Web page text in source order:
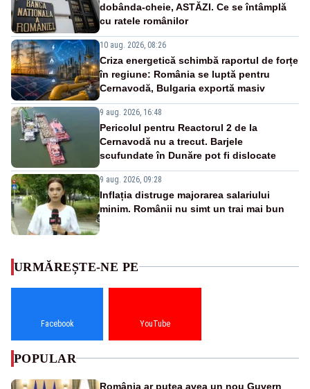
dobânda-cheie, ASTĂZI. Ce se întâmplă
cu ratele românilor
10 aug. 2026, 08:26
Criza energetică schimbă raportul de forțe
în regiune: România se luptă pentru
Cernavodă, Bulgaria exportă masiv
9 aug. 2026, 16:48
Pericolul pentru Reactorul 2 de la
Cernavodă nu a trecut. Barjele
scufundate în Dunăre pot fi dislocate
9 aug. 2026, 09:28
Inflația distruge majorarea salariului
minim. Românii nu simt un trai mai bun
URMĂREȘTE-NE PE
Facebook YouTube
POPULAR
România ar putea avea un nou Guvern